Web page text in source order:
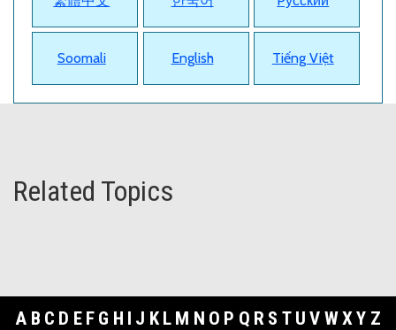
Soomali English Tiếng Việt
Related Topics
A B C D E F G H I J K L M N O P Q R S T U V WXY Z